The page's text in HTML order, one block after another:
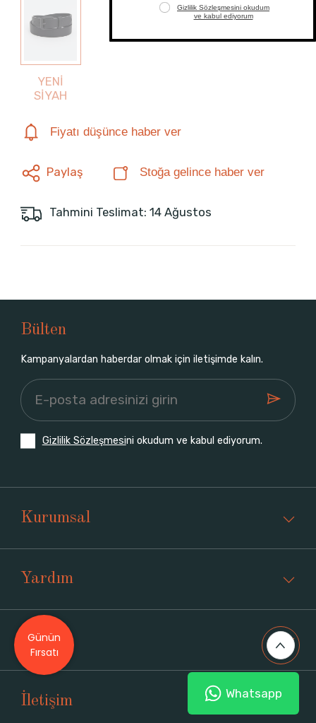
YENİ
SİYAH
Fiyatı düşünce haber ver
Paylaş Stoğa gelince haber ver
Tahmini Teslimat: 14 Ağustos
Bülten
Kampanyalardan haberdar olmak için iletişimde kalın.
Gizlilik Sözleşmesini okudum ve kabul ediyorum.
Kurumsal
Yardım
Üyelik
İletişim Whatsapp
Günün
Fırsatı